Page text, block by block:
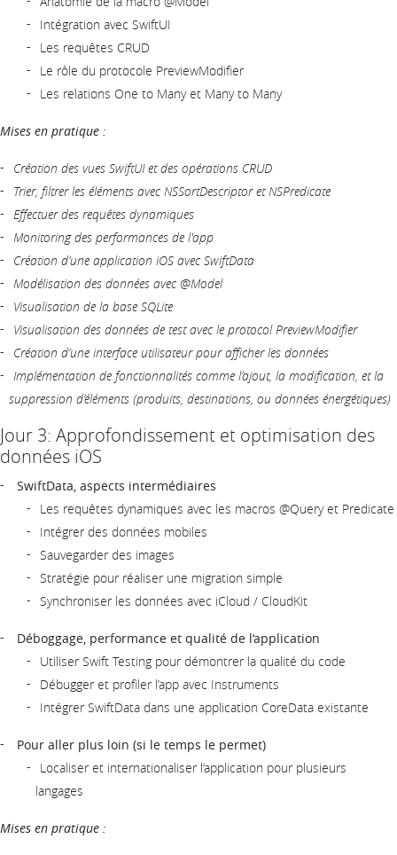
Intégration avec SwiftUI
Les requêtes CRUD
Le rôle du protocole PreviewModifier
Les relations One to Many et Many to Many
Mises en pratique :
Création des vues SwiftUI et des opérations CRUD
Trier, filtrer les éléments avec NSSortDescriptor et NSPredicate
Effectuer des requêtes dynamiques
Monitoring des performances de l'app
Création d’une application iOS avec SwiftData
Modélisation des données avec @Model
Visualisation de la base SQLite
Visualisation des données de test avec le protocol PreviewModifier
Création d’une interface utilisateur pour afficher les données
Implémentation de fonctionnalités comme l’ajout, la modification, et la
suppression d’éléments (produits, destinations, ou données énergétiques)
Jour 3: Approfondissement et optimisation des
données iOS
SwiftData, aspects intermédiaires
Les requêtes dynamiques avec les macros @Query et Predicate
Intégrer des données mobiles
Sauvegarder des images
Stratégie pour réaliser une migration simple
Synchroniser les données avec iCloud / CloudKit
Déboggage, performance et qualité de l‘application
Utiliser Swift Testing pour démontrer la qualité du code
Débugger et profiler l’app avec Instruments
Intégrer SwiftData dans une application CoreData existante
Pour aller plus loin (si le temps le permet)
Localiser et internationaliser l‘application pour plusieurs
langages
Mises en pratique :